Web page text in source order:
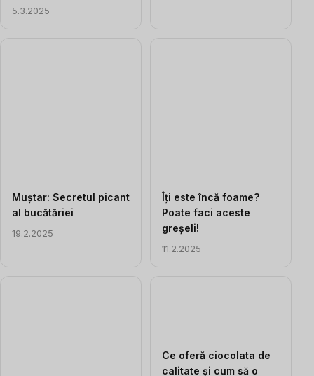
5.3.2025
Muștar: Secretul picant
al bucătăriei
19.2.2025
Îți este încă foame?
Poate faci aceste
greșeli!
11.2.2025
Ce oferă ciocolata de
calitate și cum să o